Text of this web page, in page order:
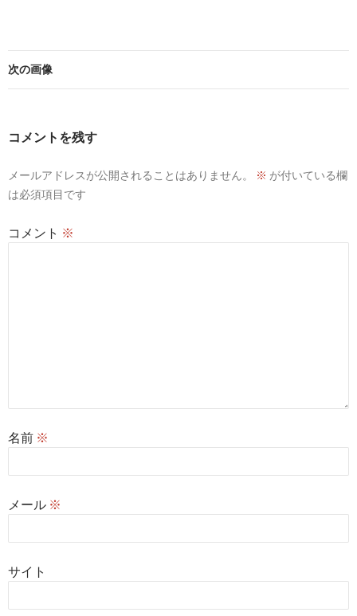
次の画像
コメントを残す
メールアドレスが公開されることはありません。 ※ が付いている欄
は必須項目です
コメント ※
名前 ※
メール ※
サイト